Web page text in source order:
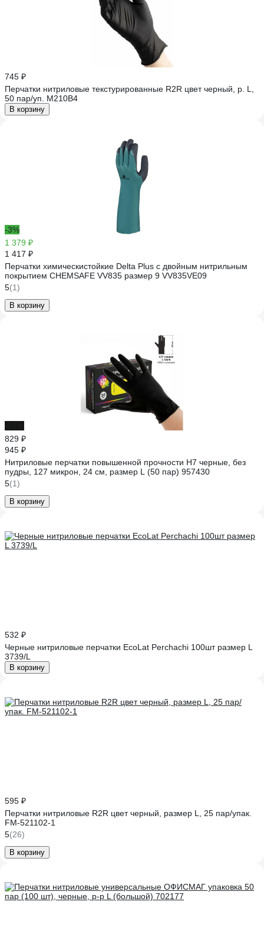
745 ₽
Перчатки нитриловые текстурированные R2R цвет черный, р. L,
50 пар/уп. M210B4
В корзину
-3%
1 379 ₽
1 417 ₽
Перчатки химическистойкие Delta Plus с двойным нитрильным
покрытием CHEMSAFE VV835 размер 9 VV835VE09
5(1)
В корзину
829 ₽
945 ₽
Нитриловые перчатки повышенной прочности H7 черные, без
пудры, 127 микрон, 24 см, размер L (50 пар) 957430
5(1)
В корзину
532 ₽
Черные нитриловые перчатки EcoLat Perchachi 100шт размер L
3739/L
В корзину
595 ₽
Перчатки нитриловые R2R цвет черный, размер L, 25 пар/упак.
FM-521102-1
5(26)
В корзину